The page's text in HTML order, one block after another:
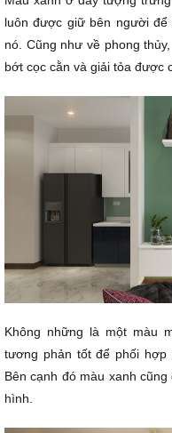
luôn được giữ bên người
nó. Cũng như về phong
bớt cọc cằn và giải tỏa được
Không những là một màu
tương phản tốt để phối hợp
Bên cạnh đó màu xanh
hình.